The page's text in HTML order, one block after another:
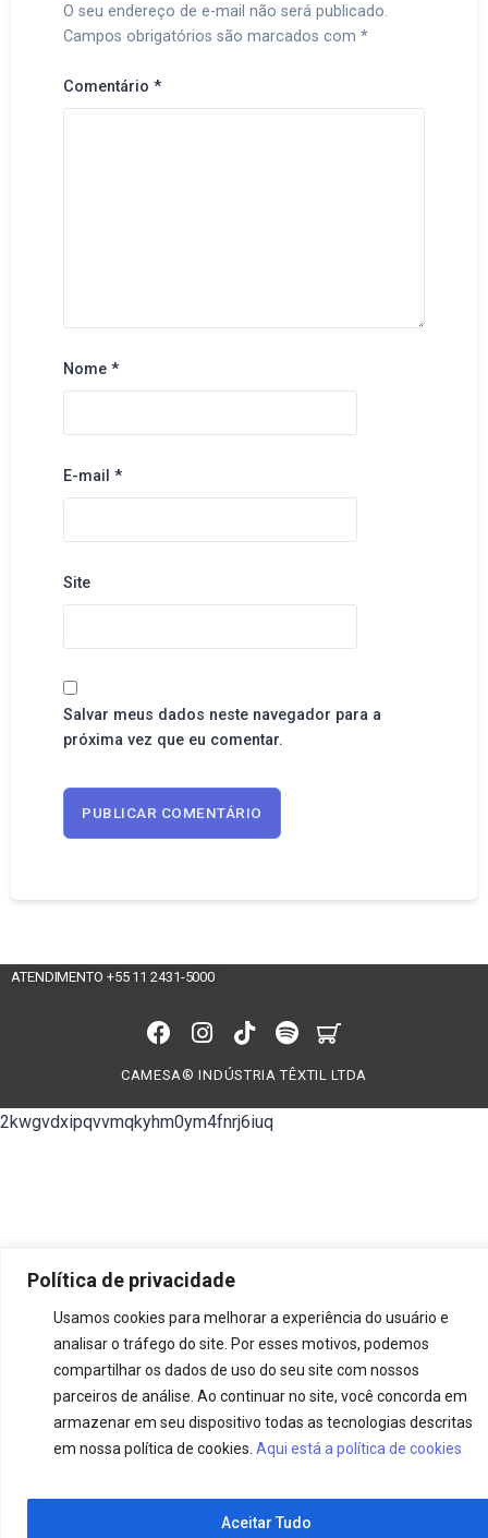
Política de privacidade
Usamos cookies para melhorar a experiência do usuário e
analisar o tráfego do site. Por esses motivos, podemos
compartilhar os dados de uso do seu site com nossos
parceiros de análise. Ao continuar no site, você concorda em
armazenar em seu dispositivo todas as tecnologias descritas
em nossa política de cookies. Aqui está a política de cookies
Aceitar Tudo
O seu endereço de e-mail não será publicado.
Campos obrigatórios são marcados com *
Comentário *
Nome *
E-mail *
Site
Salvar meus dados neste navegador para a
próxima vez que eu comentar.
ATENDIMENTO +55 11 2431-5000
CAMESA® INDÚSTRIA TÊXTIL LTDA
2kwgvdxipqvvmqkyhm0ym4fnrj6iuq